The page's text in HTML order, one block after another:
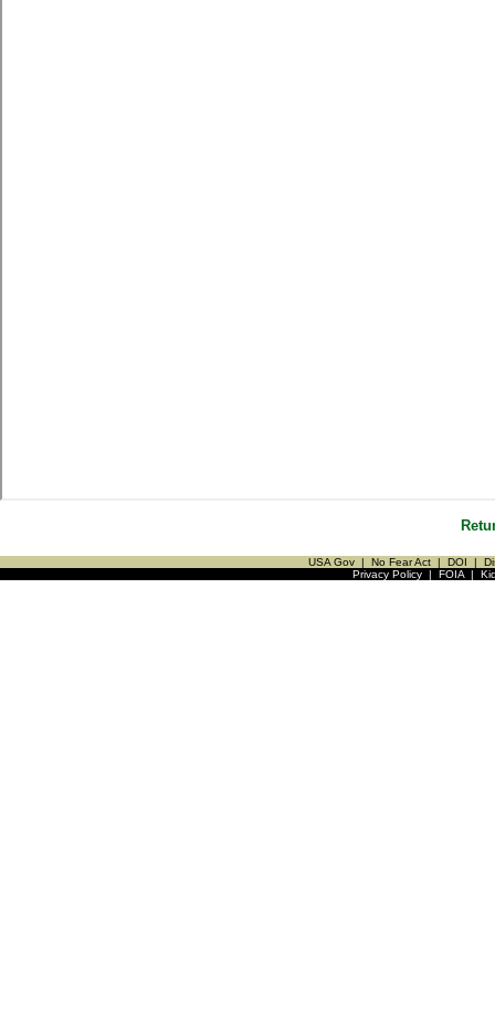
USA Gov | No Fear Act | DOI |
Privacy Policy| FOIA|